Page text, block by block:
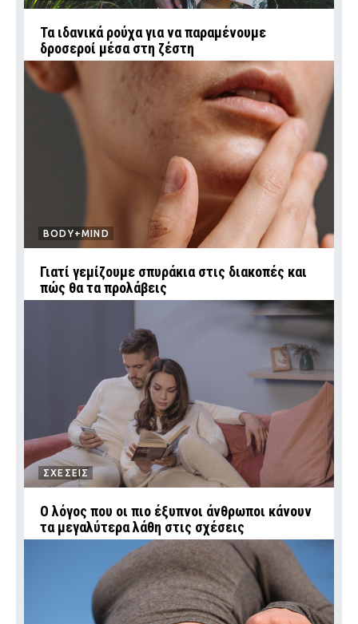
Τα ιδανικά ρούχα για να παραμένουμε
δροσεροί μέσα στη ζέστη
BODY+MIND
Γιατί γεμίζουμε σπυράκια στις διακοπές και
πώς θα τα προλάβεις
ΣΧΕΣΕΙΣ
Ο λόγος που οι πιο έξυπνοι άνθρωποι κάνουν
τα μεγαλύτερα λάθη στις σχέσεις